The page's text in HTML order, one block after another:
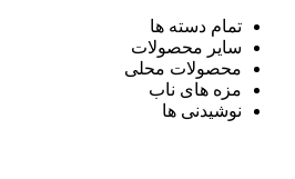
تمام دسته ها
سایر محصولات
محصولات محلی
مزه های ناب
نوشیدنی ها